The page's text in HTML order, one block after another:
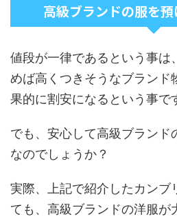
高級ブランドの服を
値段が一律であるという事は
めば高くつきそうなブランド
果的に割安になるという事で
でも、安心して高級ブランド
なのでしょうか？
実際、上記で紹介したカンブ
ても、高級ブランドの洋服が